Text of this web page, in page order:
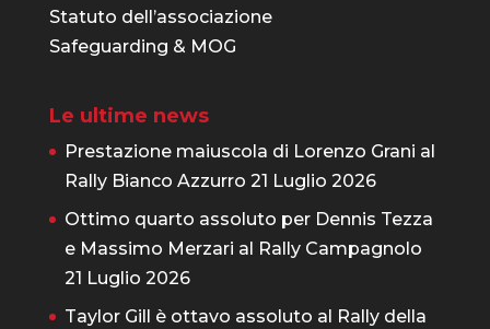
Statuto dell’associazione
Safeguarding & MOG
Le ultime news
Prestazione maiuscola di Lorenzo Grani al
Rally Bianco Azzurro 21 Luglio 2026
Ottimo quarto assoluto per Dennis Tezza
e Massimo Merzari al Rally Campagnolo
21 Luglio 2026
Taylor Gill è ottavo assoluto al Rally della